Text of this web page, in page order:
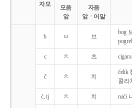
자모
모음
앞
자음
앞ㆍ어말
b ㅂ 브
bog
c ㅊ 츠
č ㅊ 치
čelik
콜라
ć, tj ㅊ 치 naći